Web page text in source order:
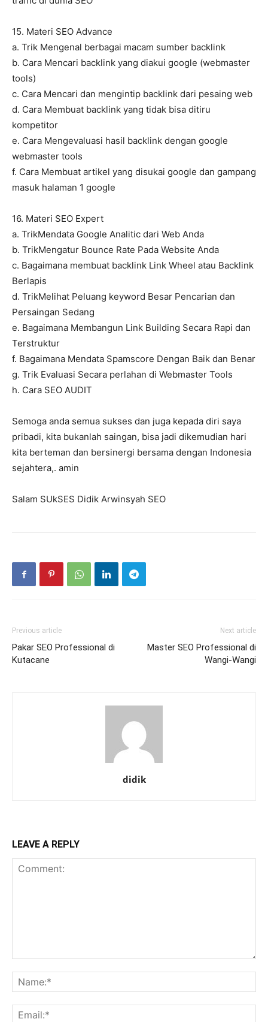
15. Materi SEO Advance
a. Trik Mengenal berbagai macam sumber backlink
b. Cara Mencari backlink yang diakui google (webmaster
tools)
c. Cara Mencari dan mengintip backlink dari pesaing web
d. Cara Membuat backlink yang tidak bisa ditiru
kompetitor
e. Cara Mengevaluasi hasil backlink dengan google
webmaster tools
f. Cara Membuat artikel yang disukai google dan gampang
masuk halaman 1 google
16. Materi SEO Expert
a. TrikMendata Google Analitic dari Web Anda
b. TrikMengatur Bounce Rate Pada Website Anda
c. Bagaimana membuat backlink Link Wheel atau Backlink
Berlapis
d. TrikMelihat Peluang keyword Besar Pencarian dan
Persaingan Sedang
e. Bagaimana Membangun Link Building Secara Rapi dan
Terstruktur
f. Bagaimana Mendata Spamscore Dengan Baik dan Benar
g. Trik Evaluasi Secara perlahan di Webmaster Tools
h. Cara SEO AUDIT
Semoga anda semua sukses dan juga kepada diri saya
pribadi, kita bukanlah saingan, bisa jadi dikemudian hari
kita berteman dan bersinergi bersama dengan Indonesia
sejahtera,. amin
Salam SUkSES Didik Arwinsyah SEO
Previous article
Pakar SEO Professional di
Kutacane
Next article
Master SEO Professional di
Wangi-Wangi
didik
LEAVE A REPLY